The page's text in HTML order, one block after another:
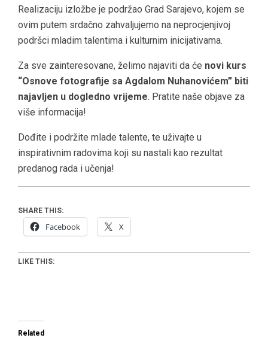
Realizaciju izložbe je podržao Grad Sarajevo, kojem se
ovim putem srdačno zahvaljujemo na neprocjenjivoj
podršci mladim talentima i kulturnim inicijativama.
Za sve zainteresovane, želimo najaviti da će novi kurs
“Osnove fotografije sa Agdalom Nuhanovićem” biti
najavljen u dogledno vrijeme. Pratite naše objave za
više informacija!
Dođite i podržite mlade talente, te uživajte u
inspirativnim radovima koji su nastali kao rezultat
predanog rada i učenja!
SHARE THIS:
Facebook X
LIKE THIS:
Related